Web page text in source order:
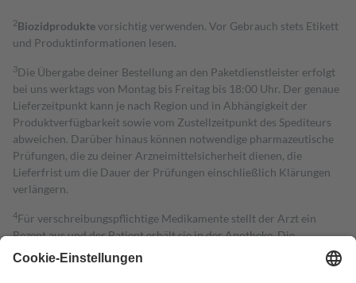
2Biozidproduktevorsichtig verwenden. Vor Gebrauch stets Etikett
und Produktinformationen lesen.
3Die Übergabe deiner Bestellung an den Paketdienstleister erfolgt
bei uns werktags von Montag bis Freitag bis 18:00 Uhr. Der genaue
Lieferzeitpunkt kann je nach Region und in Abhängigkeit der
Produktverfügbarkeit sowie vom Zustellzeitpunkt des Spediteurs
abweichen. Darüber hinaus können notwendige pharmazeutische
Prüfungen, die zu deiner Arzneimittelsicherheit dienen, die
Lieferfrist um die Dauer der Prüfungen einschließlich Klärungen
verlängern.
4Für verschreibungspflichtige Medikamente stellt der Arzt ein
Rezept aus und der Patient erhält sie in der Apotheke. Die
gesetzliche Krankenversicherung übernimmt in der Regel die
Kosten dafür, der Versicherte trägt einen Teil davon als Zuzahlung